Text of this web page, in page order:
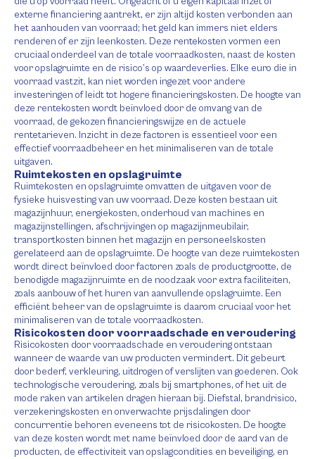
externe financiering aantrekt, er zijn altijd kosten verbonden aan
het aanhouden van voorraad; het geld kan immers niet elders
renderen of er zijn leenkosten. Deze rentekosten vormen een
cruciaal onderdeel van de totale voorraadkosten, naast de kosten
voor opslagruimte en de risico’s op waardeverlies. Elke euro die in
voorraad vastzit, kan niet worden ingezet voor andere
investeringen of leidt tot hogere financieringskosten. De hoogte van
deze rentekosten wordt beïnvloed door de omvang van de
voorraad, de gekozen financieringswijze en de actuele
rentetarieven. Inzicht in deze factoren is essentieel voor een
effectief voorraadbeheer en het minimaliseren van de totale
uitgaven.
Ruimtekosten en opslagruimte
Ruimtekosten en opslagruimte omvatten de uitgaven voor de
fysieke huisvesting van uw voorraad. Deze kosten bestaan uit
magazijnhuur, energiekosten, onderhoud van machines en
magazijnstellingen, afschrijvingen op magazijnmeubilair,
transportkosten binnen het magazijn en personeelskosten
gerelateerd aan de opslagruimte. De hoogte van deze ruimtekosten
wordt direct beïnvloed door factoren zoals de productgrootte, de
benodigde magazijnruimte en de noodzaak voor extra faciliteiten,
zoals aanbouw of het huren van aanvullende opslagruimte. Een
efficiënt beheer van de opslagruimte is daarom cruciaal voor het
minimaliseren van de totale voorraadkosten.
Risicokosten door voorraadschade en veroudering
Risicokosten door voorraadschade en veroudering ontstaan
wanneer de waarde van uw producten vermindert. Dit gebeurt
door bederf, verkleuring, uitdrogen of verslijten van goederen. Ook
technologische veroudering, zoals bij smartphones, of het uit de
mode raken van artikelen dragen hieraan bij. Diefstal, brandrisico,
verzekeringskosten en onverwachte prijsdalingen door
concurrentie behoren eveneens tot de risicokosten. De hoogte
van deze kosten wordt met name beïnvloed door de aard van de
producten, de effectiviteit van opslagcondities en beveiliging, en